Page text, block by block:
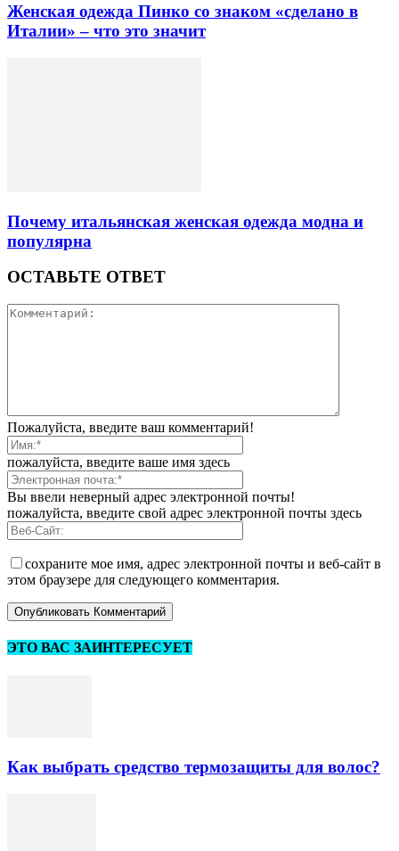
Женская одежда Пинко со знаком «сделано в
Италии» – что это значит
Почему итальянская женская одежда модна и
популярна
ОСТАВЬТЕ ОТВЕТ
Пожалуйста, введите ваш комментарий!
пожалуйста, введите ваше имя здесь
Вы ввели неверный адрес электронной почты!
пожалуйста, введите свой адрес электронной почты здесь
сохраните мое имя, адрес электронной почты и веб-сайт в
этом браузере для следующего комментария.
ЭТО ВАС ЗАИНТЕРЕСУЕТ
Как выбрать средство термозащиты для волос?